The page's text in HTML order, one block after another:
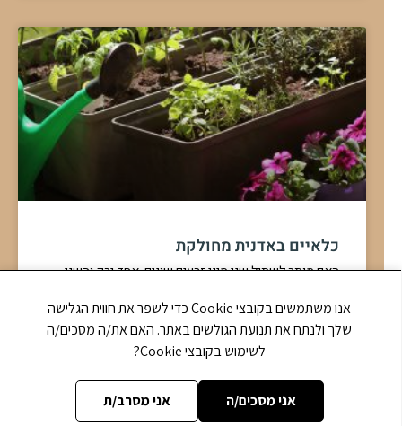
כלאיים באדנית מחולקת
האם מותר לשתול שני מיני זרעים שונים, אחד ירק והשני
שזה כלי אחד מחולק לשניים שמרכיבים אותו
תשובה »
אנו משתמשים בקובצי Cookie כדי לשפר את חווית הגלישה
שלך ולנתח את תנועת הגולשים באתר. האם את/ה מסכים/ה
לשימוש בקובצי Cookie?
אני מסכים/ה אני מסרב/ת